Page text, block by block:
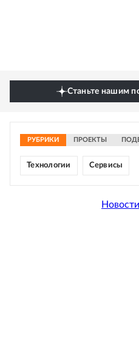
Станьте нашим
РУБРИКИ ПРОЕКТЫ
Технологии Сервисы